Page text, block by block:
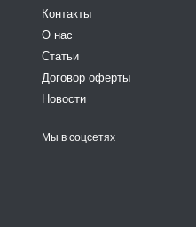
Контакты
О нас
Статьи
Договор оферты
Новости
Мы в соцсетях